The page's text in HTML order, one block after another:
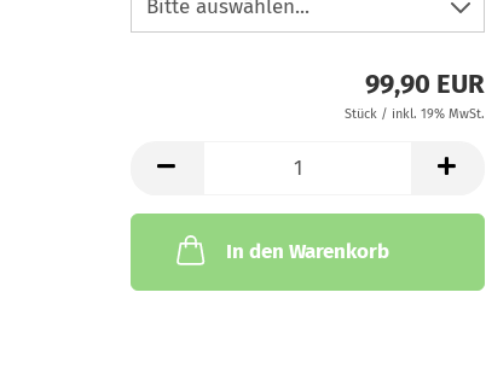
99,90 EUR
Stück / inkl. 19% MwSt.
In den Warenkorb